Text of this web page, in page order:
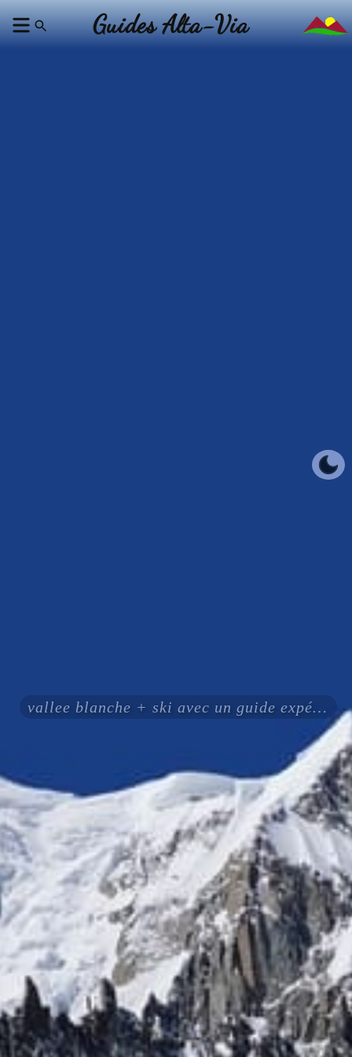
Guides Alta-Via
vallee blanche + ski avec un guide expérimenté certifié ENSA UIAGM